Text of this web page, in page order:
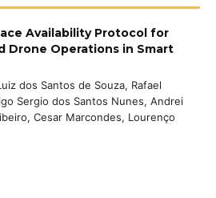
Availability Protocol for
Drone Operations in Smart
dos Santos de Souza, Rafael
Sergio dos Santos Nunes, Andrei
Cesar Marcondes, Lourenço